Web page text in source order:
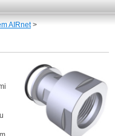
AIRnet>